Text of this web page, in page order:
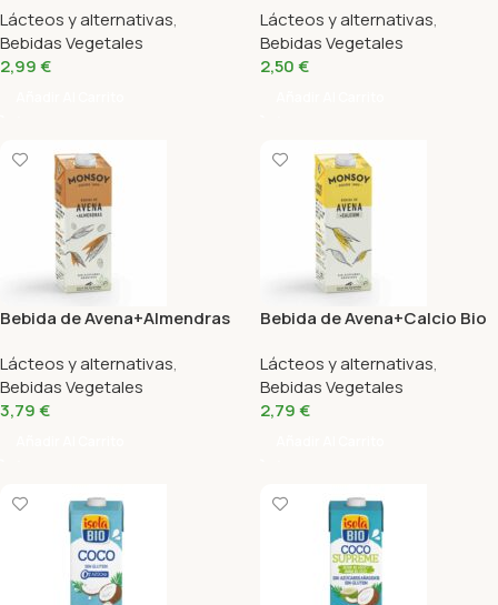
Lácteos y alternativas,
Bebidas Vegetales
2,99€
Lácteos y alternativas,
Bebidas Vegetales
2,50€
Bebida de Avena+Almendras
Lácteos y alternativas,
Bebidas Vegetales
3,79€
Bebida de Avena+Calcio Bio
Lácteos y alternativas,
Bebidas Vegetales
2,79€